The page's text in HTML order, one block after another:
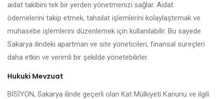
aidat takibini tek bir yerden yönetmenizi sağlar. Aidat
ödemelerini takip etmek, tahsilat işlemlerini kolaylaştırmak ve
muhasebe işlemlerini düzenlemek için kullanılabilir. Bu sayede
Sakarya ilindeki apartman ve site yöneticileri, finansal süreçleri
daha etkin ve verimli bir şekilde yönetebilirler.
Hukuki Mevzuat
BİSİYON, Sakarya ilinde geçerli olan Kat Mülkiyeti Kanunu ve ilgili